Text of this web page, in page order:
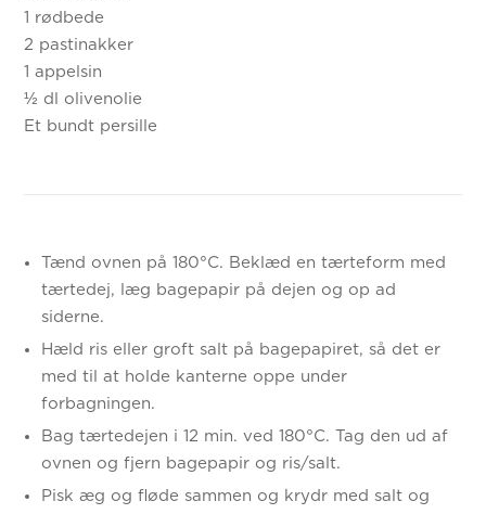
1 rødbede
2 pastinakker
1 appelsin
½ dl olivenolie
Et bundt persille
Tænd ovnen på 180°C. Beklæd en tærteform med
tærtedej, læg bagepapir på dejen og op ad
siderne.
Hæld ris eller groft salt på bagepapiret, så det er
med til at holde kanterne oppe under
forbagningen.
Bag tærtedejen i 12 min. ved 180°C. Tag den ud af
ovnen og fjern bagepapir og ris/salt.
Pisk æg og fløde sammen og krydr med salt og